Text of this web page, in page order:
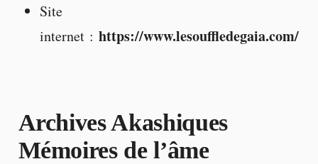
Site
internet : https://www.lesouffledegaia.com/
Archives Akashiques
Mémoires de l’âme